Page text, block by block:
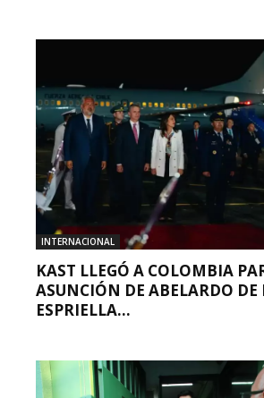
INTERNACIONAL
KAST LLEGÓ A COLOMBIA
ASUNCIÓN DE ABELARDO DE
ESPRIELLA...